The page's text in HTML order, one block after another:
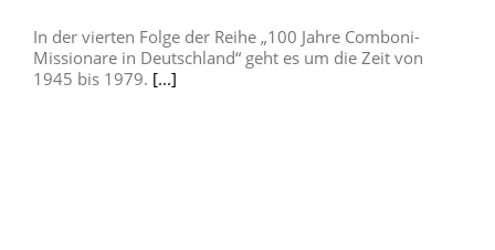
In der vierten Folge der Reihe „100 Jahre Comboni-
Missionare in Deutschland“ geht es um die Zeit von
1945 bis 1979. [...]